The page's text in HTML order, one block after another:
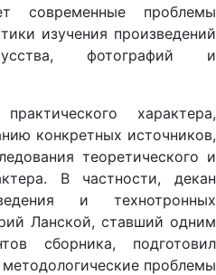
современные проблемы
изучения произведений
фотографий и
характера,
конкретных источников,
теоретического и
В частности, декан
и технотронных
Ланской, ставший одним
сборника, подготовил
проблемы